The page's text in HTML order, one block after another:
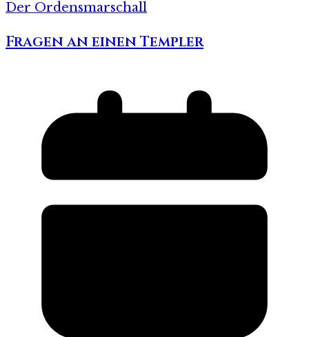
Der Ordensmarschall
Fragen an einen Templer